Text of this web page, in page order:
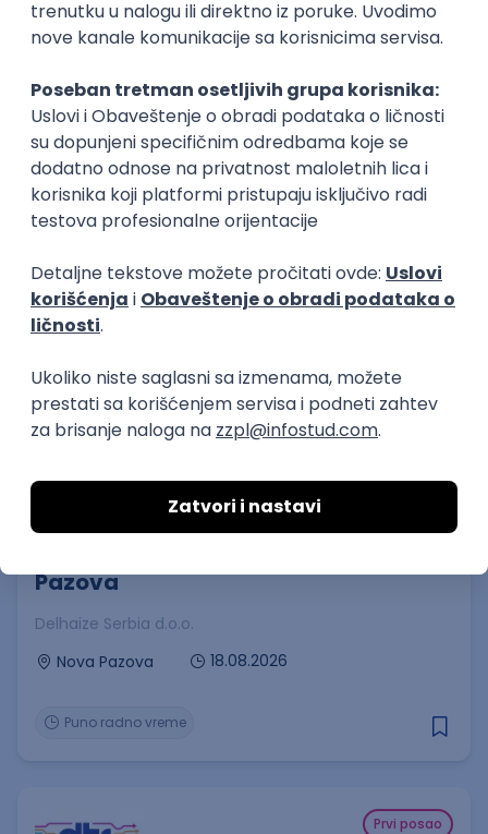
Prvi posao
Customer Service Expert – Aviation
& Travel (Deutsch und Englisch)
Gevekom Customer Services d.o.o.
Rad od kuće
20.08.2026
1. i 2. smena
Puno radno vreme
neto: 95.000 - 115.000 RSD (mesečna plata)
Pazova
Delhaize Serbia d.o.o.
Nova Pazova
18.08.2026
Puno radno vreme
Prvi posao